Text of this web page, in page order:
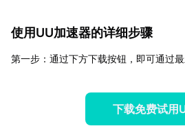
使用UU加速器的详细步骤
第一步：通过下方下载按钮，即可通过最
下载免费试用